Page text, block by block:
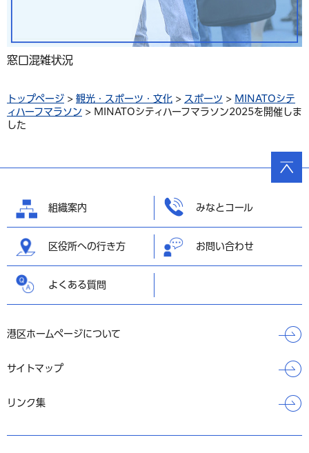
窓口混雑状況
トップページ > 観光・スポーツ・文化 > スポーツ > MINATOシテ
ィハーフマラソン > MINATOシティハーフマラソン2025を開催しま
した
組織案内 みなとコール
区役所への行き方 お問い合わせ
よくある質問
港区ホームページについて
サイトマップ
リンク集
ページ
の先頭